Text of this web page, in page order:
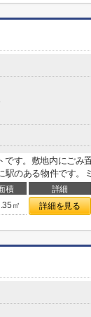
す。敷地内にごみ
駅のある物件です。
積 詳細
㎡ 詳細を見る